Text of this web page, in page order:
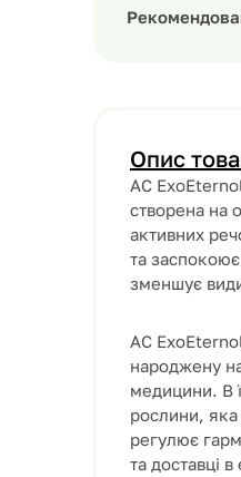
Опис
AC
створена на
активних
та
зменшує
AC
народжену на
медицини. В
рослини, яка
регулює
та доставці